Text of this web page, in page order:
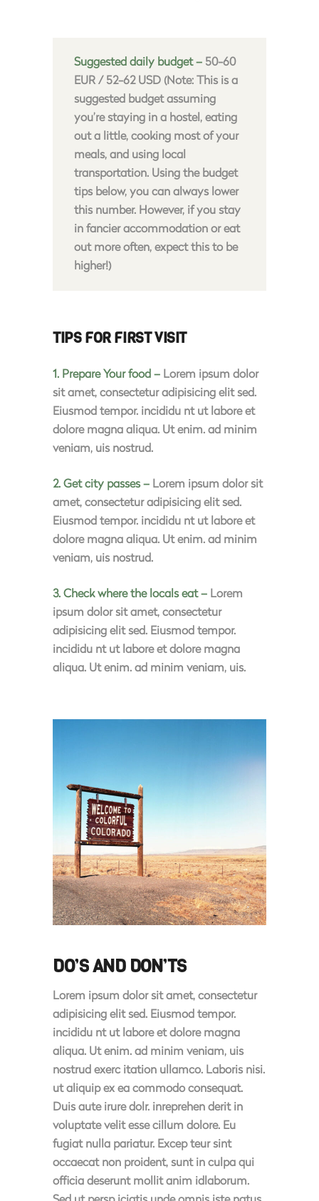
Suggested daily budget – 50-60
EUR / 52-62 USD (Note: This is a
suggested budget assuming
you’re staying in a hostel, eating
out a little, cooking most of your
meals, and using local
transportation. Using the budget
tips below, you can always lower
this number. However, if you stay
in fancier accommodation or eat
out more often, expect this to be
higher!)
TIPS FOR FIRST VISIT
1. Prepare Your food – Lorem ipsum dolor
sit amet, consectetur adipisicing elit sed.
Eiusmod tempor. incididu nt ut labore et
dolore magna aliqua. Ut enim. ad minim
veniam, uis nostrud.
2. Get city passes – Lorem ipsum dolor sit
amet, consectetur adipisicing elit sed.
Eiusmod tempor. incididu nt ut labore et
dolore magna aliqua. Ut enim. ad minim
veniam, uis nostrud.
3. Check where the locals eat – Lorem
ipsum dolor sit amet, consectetur
adipisicing elit sed. Eiusmod tempor.
incididu nt ut labore et dolore magna
aliqua. Ut enim. ad minim veniam, uis.
DO’S AND DON’TS
Lorem ipsum dolor sit amet, consectetur
adipisicing elit sed. Eiusmod tempor.
incididu nt ut labore et dolore magna
aliqua. Ut enim. ad minim veniam, uis
nostrud exerc itation ullamco. Laboris nisi.
ut aliquip ex ea commodo consequat.
Duis aute irure dolr. inreprehen derit in
voluptate velit esse cillum dolore. Eu
fugiat nulla pariatur. Excep teur sint
occaecat non proident, sunt in culpa qui
officia deserunt mollit anim idlaborum.